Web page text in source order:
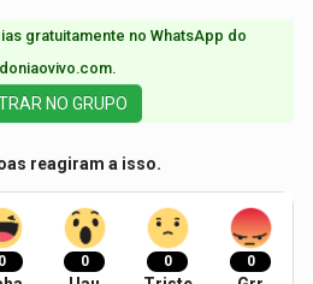
gratuitamente no WhatsApp do
NO GRUPO
reagiram a isso.
0 0 0 0